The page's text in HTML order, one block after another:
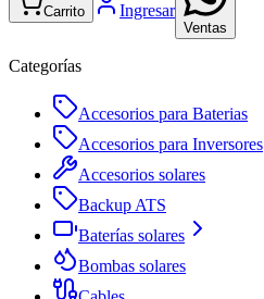
Carrito Ingresar
Ventas
Categorías
Accesorios para Baterias
Accesorios para Inversores
Accesorios solares
Backup ATS
Baterías solares
Bombas solares